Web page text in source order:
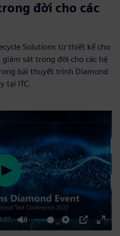
đời cho các
Solutions từ thiết kế cho
sát trong đời cho các hệ
bài thuyết trình Diamond
tại ITC.
Mute Settings
PIP
Enter
Play